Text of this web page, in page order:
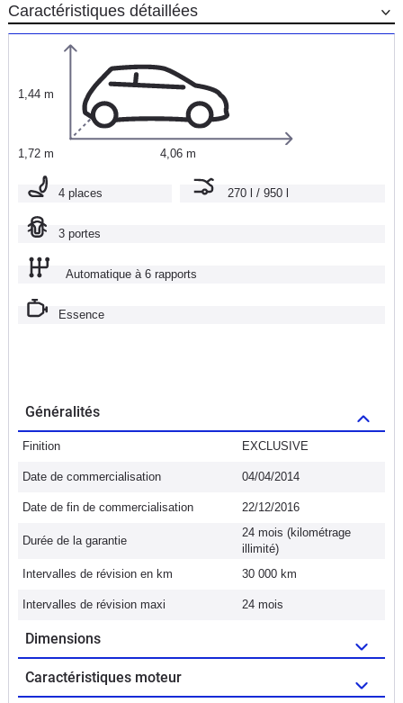
Caractéristiques détaillées
1,44 m
1,72 m 4,06 m
4 places 270 l / 950 l
3 portes
Automatique à 6 rapports
Essence
Généralités
Finition EXCLUSIVE
Date de commercialisation 04/04/2014
Date de fin de commercialisation 22/12/2016
Durée de la garantie
24 mois (kilométrage
illimité)
Intervalles de révision en km
30 000 km
Intervalles de révision maxi 24 mois
Dimensions
Caractéristiques moteur